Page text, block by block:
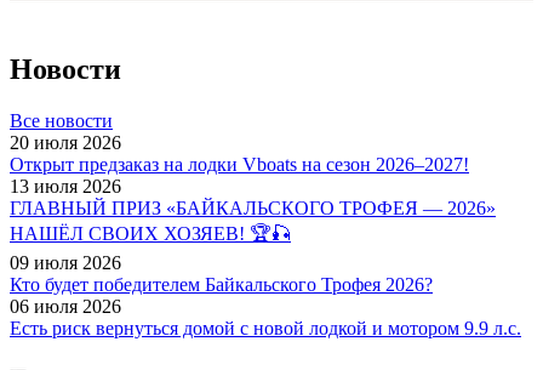
Новости
Все новости
20 июля 2026
Открыт предзаказ на лодки Vboats на сезон 2026–2027!
13 июля 2026
ГЛАВНЫЙ ПРИЗ «БАЙКАЛЬСКОГО ТРОФЕЯ — 2026»
НАШЁЛ СВОИХ ХОЗЯЕВ! 🏆🎣
09 июля 2026
Кто будет победителем Байкальского Трофея 2026?
06 июля 2026
Есть риск вернуться домой с новой лодкой и мотором 9.9 л.с.